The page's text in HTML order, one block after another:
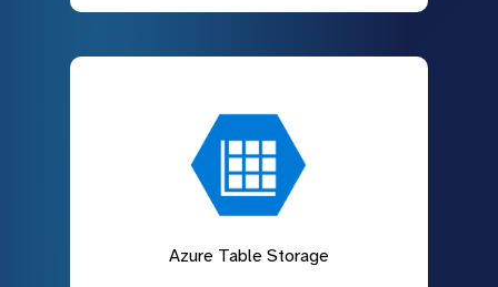
Azure Table Storage